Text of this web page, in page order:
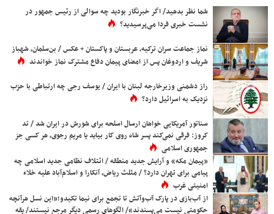
شما نظر بدهید/ اگر خبرنگار بودید چه سوالی از رئیس جمهور در
نشست خبری فردا می‌پرسیدید؟
نماز جماعت سران ترکیه، عربستان و پاکستان + عکس / بن‌سلمان، شهباز
شریف و اردوغان پس از امضای پیمان دفاع مشترک نماز خواندند
راز دشمنی وزیرخارجه لبنان با ایران / یوسف رجی چه ارتباطی با حزب
نزدیک به اسرائیل دارد؟
سناتور آمریکایی خواهان ارسال اسلحه برای شورش در ایران شد / تد
کروز: فرقی نمی‌کند پسر شاه روی کار بیاید یا مریم رجوی، هر کسی جز
جمهوری اسلامی
«پیمان مکه» و آرایش جدید منطقه / ائتلاف نظامی جدید اسلامی چه
پیامی برای تهران دارد؟ / مثلث ریاض، آنکارا و اسلام‌آباد علیه خلاء
امنیتی غرب
از آب‌بازی در پارک آب‌وآتش تا تجمع برای نیما تکیدو؛«این نسل هرآنچه
حکومتی نیست می‌پسندند»/ الگوهای رسمی دیگر مرجع نیستند/ یقه